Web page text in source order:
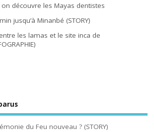
découvre les Mayas dentistes
jusqu’à Minanbé (STORY)
les lamas et le site inca de
du Feu nouveau ? (STORY)